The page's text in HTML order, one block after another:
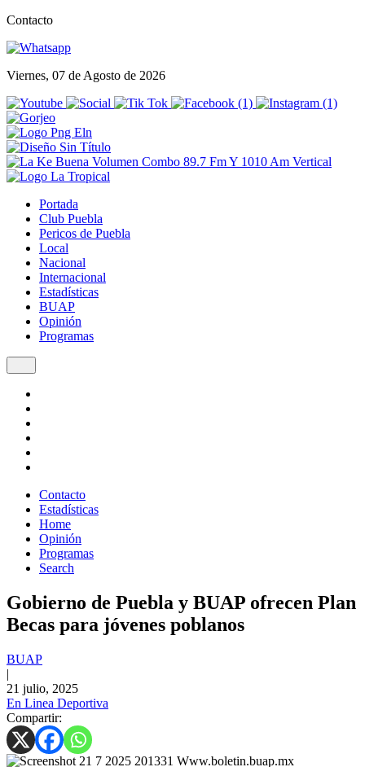
Contacto
Viernes, 07 de Agosto de 2026
Portada
Club Puebla
Pericos de Puebla
Local
Nacional
Internacional
Estadísticas
BUAP
Opinión
Programas
Contacto
Estadísticas
Home
Opinión
Programas
Search
Gobierno de Puebla y BUAP ofrecen Plan
Becas para jóvenes poblanos
BUAP
|
21 julio, 2025
En Linea Deportiva
Compartir: